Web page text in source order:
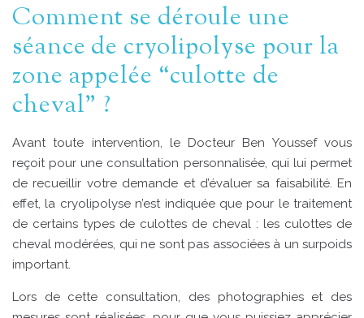
Comment se déroule une
séance de cryolipolyse pour la
zone appelée “culotte de
cheval” ?
Avant toute intervention, le Docteur Ben Youssef vous
reçoit pour une consultation personnalisée, qui lui permet
de recueillir votre demande et d’évaluer sa faisabilité. En
effet, la cryolipolyse n’est indiquée que pour le traitement
de certains types de culottes de cheval : les culottes de
cheval modérées, qui ne sont pas associées à un surpoids
important.
Lors de cette consultation, des photographies et des